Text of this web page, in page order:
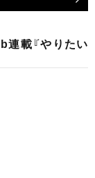
載『やりたい